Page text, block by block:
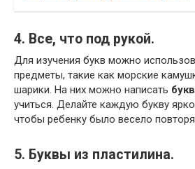
4. Все, что под рукой.
Для изучения букв можно
предметы, такие как морские
шарики. На них можно написать
учиться. Делайте каждую букву
чтобы ребенку было весело
5. Буквы из пластилина.